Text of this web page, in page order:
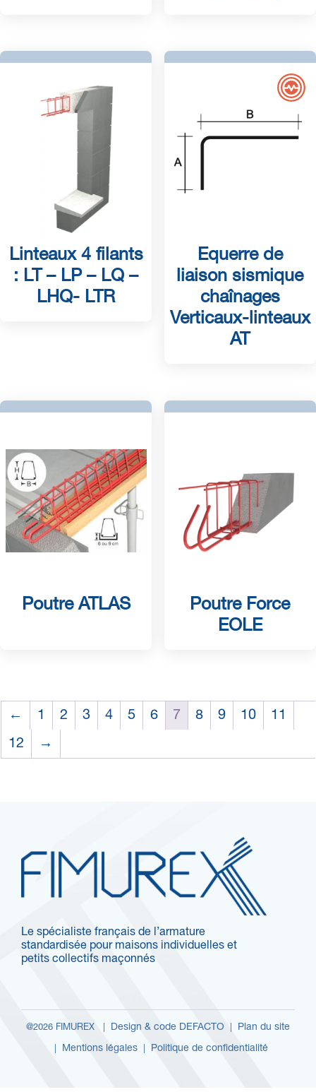
Linteaux 4 filants
: LT – LP – LQ –
LHQ- LTR
Equerre de
liaison sismique
chaînages
Verticaux-linteaux
AT
Poutre ATLAS
Poutre Force
EOLE
← 1 2 3 4 5 6 7 8 9 10 11
12 →
Le spécialiste français de l’armature
standardisée pour maisons individuelles et
petits collectifs maçonnés
@2026 FIMUREX | Design & code DEFACTO Plan du site
Mentions légales| Politique de confidentialité